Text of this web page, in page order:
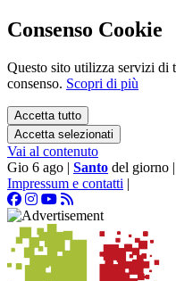
Consenso Cookie
Questo sito utilizza servizi di
consenso. Scopri di più
Accetta tutto
Accetta selezionati
Vai al contenuto
Gio 6 ago | Santo del giorno |
Impressum e contatti |